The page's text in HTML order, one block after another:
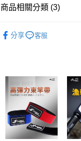
２．關於個人資料處理事宜
「AFTEE先享後付」，若未
即時審查核予不同之上限
５．嚴禁一人註冊多個帳號
形，恩沛科技股份有限公
動。
計)，訂單才得以成立**)
商品相關分類 (3)
分享 客服